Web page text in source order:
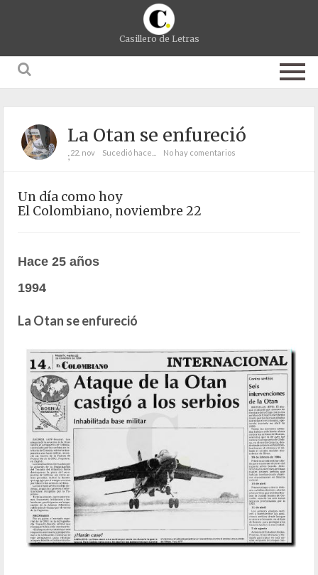
Casillero de Letras
La Otan se enfureció
;22. nov Sucedió hace... No hay comentarios
Un día como hoy
El Colombiano, noviembre 22
Hace 25 años
1994
La Otan se enfureció